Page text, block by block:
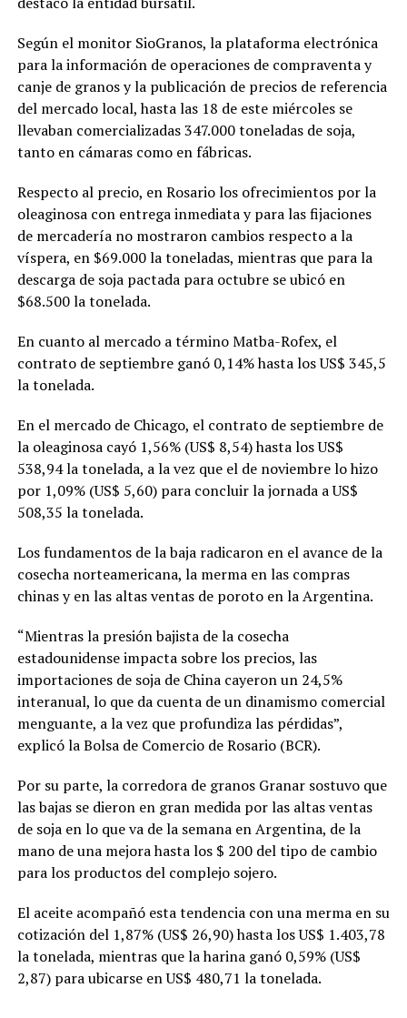
Según el monitor SioGranos, la plataforma electrónica
para la información de operaciones de compraventa y
canje de granos y la publicación de precios de referencia
del mercado local, hasta las 18 de este miércoles se
llevaban comercializadas 347.000 toneladas de soja,
tanto en cámaras como en fábricas.
Respecto al precio, en Rosario los ofrecimientos por la
oleaginosa con entrega inmediata y para las fijaciones
de mercadería no mostraron cambios respecto a la
víspera, en $69.000 la toneladas, mientras que para la
descarga de soja pactada para octubre se ubicó en
$68.500 la tonelada.
En cuanto al mercado a término Matba-Rofex, el
contrato de septiembre ganó 0,14% hasta los US$ 345,5
la tonelada.
En el mercado de Chicago, el contrato de septiembre de
la oleaginosa cayó 1,56% (US$ 8,54) hasta los US$
538,94 la tonelada, a la vez que el de noviembre lo hizo
por 1,09% (US$ 5,60) para concluir la jornada a US$
508,35 la tonelada.
Los fundamentos de la baja radicaron en el avance de la
cosecha norteamericana, la merma en las compras
chinas y en las altas ventas de poroto en la Argentina.
“Mientras la presión bajista de la cosecha
estadounidense impacta sobre los precios, las
importaciones de soja de China cayeron un 24,5%
interanual, lo que da cuenta de un dinamismo comercial
menguante, a la vez que profundiza las pérdidas”,
explicó la Bolsa de Comercio de Rosario (BCR).
Por su parte, la corredora de granos Granar sostuvo que
las bajas se dieron en gran medida por las altas ventas
de soja en lo que va de la semana en Argentina, de la
mano de una mejora hasta los $ 200 del tipo de cambio
para los productos del complejo sojero.
El aceite acompañó esta tendencia con una merma en su
cotización del 1,87% (US$ 26,90) hasta los US$ 1.403,78
la tonelada, mientras que la harina ganó 0,59% (US$
2,87) para ubicarse en US$ 480,71 la tonelada.